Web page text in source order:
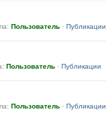
Пользователь · Публикации
Пользователь · Публикации
Пользователь · Публикации